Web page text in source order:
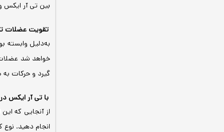
بین تی آر ایکس
تقویت عضلات
به‌دلیل وابسته
خواهد شد
گیرد و حرکات به
با تی آر ایکس
از آنجایی که
انجام دهید.